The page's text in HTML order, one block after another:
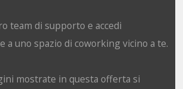
team di supporto e accedi
a uno spazio di coworking vicino a te.
mostrate in questa offerta si